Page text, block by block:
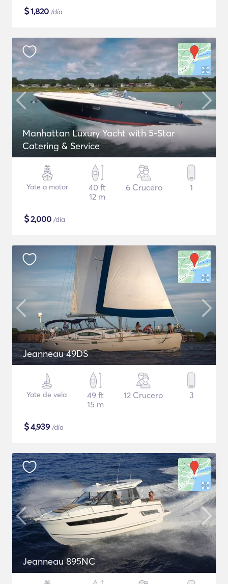
$1,820 /día
Manhattan Luxury Yacht with 5-Star
Catering & Service
Yate a motor
40 ft
12 m
6 Crucero 1
$2,000 /día
Jeanneau 49DS
Yate de vela
49 ft
15 m
12 Crucero 3
$4,939 /día
Jeanneau 895NC